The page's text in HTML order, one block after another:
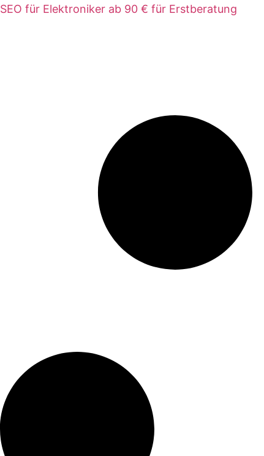
SEO für Elektroniker ab 90 € für Erstberatung